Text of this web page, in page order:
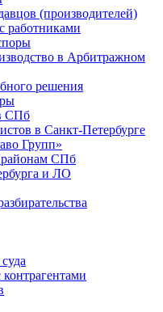
(производителей)
работниками
в Арбитражном
решения
СПб
в Санкт-Петербурге
Групп»
районам СПб
и ЛО